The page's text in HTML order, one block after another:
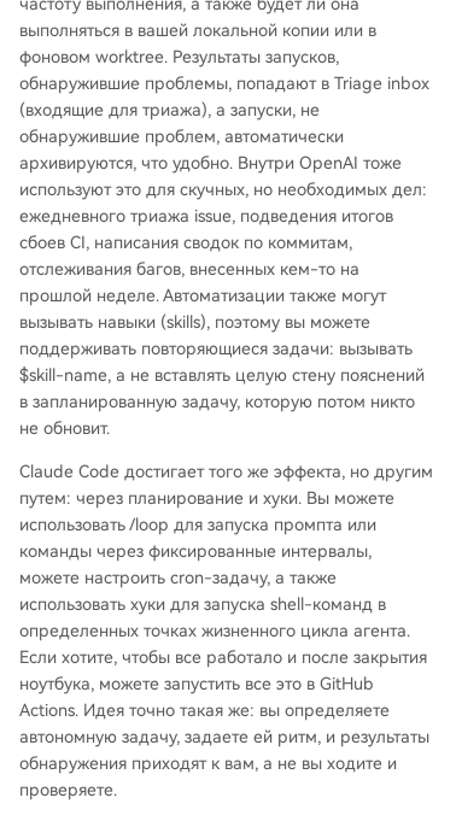
частоту выполнения, а также будет ли она
выполняться в вашей локальной копии или в
фоновом worktree. Результаты запусков,
обнаружившие проблемы, попадают в Triage inbox
(входящие для триажа), а запуски, не
обнаружившие проблем, автоматически
архивируются, что удобно. Внутри OpenAI тоже
используют это для скучных, но необходимых дел:
ежедневного триажа issue, подведения итогов
сбоев CI, написания сводок по коммитам,
отслеживания багов, внесенных кем-то на
прошлой неделе. Автоматизации также могут
вызывать навыки (skills), поэтому вы можете
поддерживать повторяющиеся задачи: вызывать
$skill-name, а не вставлять целую стену пояснений
в запланированную задачу, которую потом никто
не обновит.
Claude Code достигает того же эффекта, но другим
путем: через планирование и хуки. Вы можете
использовать /loop для запуска промпта или
команды через фиксированные интервалы,
можете настроить cron-задачу, а также
использовать хуки для запуска shell-команд в
определенных точках жизненного цикла агента.
Если хотите, чтобы все работало и после закрытия
ноутбука, можете запустить все это в GitHub
Actions. Идея точно такая же: вы определяете
автономную задачу, задаете ей ритм, и результаты
обнаружения приходят к вам, а не вы ходите и
проверяете.